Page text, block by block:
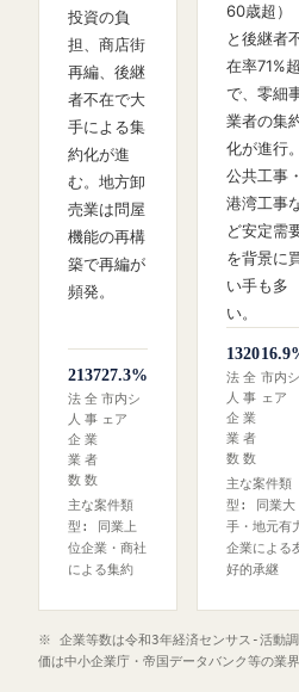
投資の負
担、商店街
再編、後継
者不在で大
手による集
約化が進
む。地方卸
売業は問屋
機能の再構
築で再編が
頻発。
21
法
人
企
業
数
37
全
事
業
者
数
27.3%
市内シ
ェア
主な案件類
型: 同業上
位企業・商社
による集約
60歳超）
と後継者
在率71%超
で、零細
業者の集
化が進行。
公共工事・
港湾工事
ど安定需
を背景に
い手も多
い。
13
法
人
企
業
数
20
全
事
業
者
数
市内シ
ェア
主な案件類
型: 同業大
手・地元有
企業による
好的承継
※ 企業等数は令和3年経済センサス‐活動
価は中小企業庁・帝国データバンク等の業